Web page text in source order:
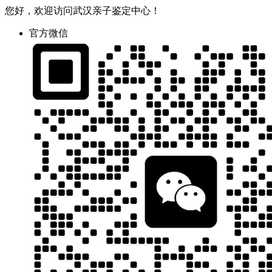
您好，欢迎访问武汉亲子鉴定中心！
官方微信